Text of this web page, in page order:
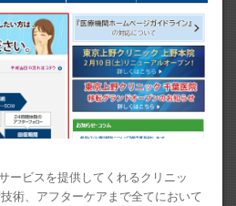
ービスを提供してくれるクリニッ
術、アフターケアまで全てにおいて